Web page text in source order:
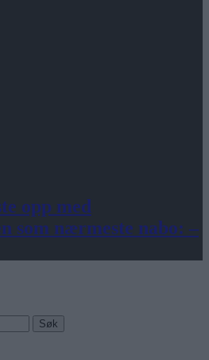
opp med
som nærmeste nabo: –